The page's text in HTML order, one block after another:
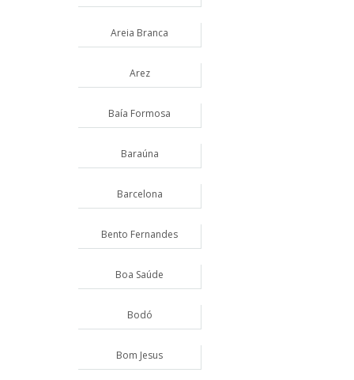
Areia Branca
Arez
Baía Formosa
Baraúna
Barcelona
Bento Fernandes
Boa Saúde
Bodó
Bom Jesus